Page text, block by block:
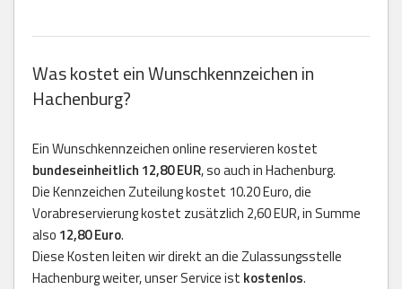
Was kostet ein Wunschkennzeichen in
Hachenburg?
Ein Wunschkennzeichen online reservieren kostet
bundeseinheitlich 12,80 EUR, so auch in Hachenburg.
Die Kennzeichen Zuteilung kostet 10.20 Euro, die
Vorabreservierung kostet zusätzlich 2,60 EUR, in Summe
also 12,80 Euro.
Diese Kosten leiten wir direkt an die Zulassungsstelle
Hachenburg weiter, unser Service ist kostenlos.